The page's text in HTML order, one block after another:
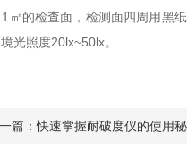
检查面，检测面四周用黑
光照度20lx~50lx。
篇：快速掌握耐破度仪的使用秘